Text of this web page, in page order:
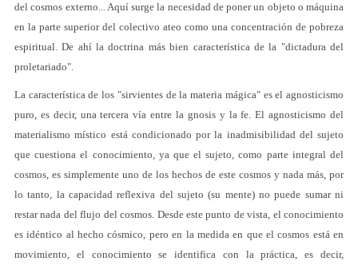
del cosmos externo... Aquí surge la necesidad de poner un objeto o máquina
en la parte superior del colectivo ateo como una concentración de pobreza
espiritual. De ahí la doctrina más bien característica de la "dictadura del
proletariado".
La característica de los "sirvientes de la materia mágica" es el agnosticismo
puro, es decir, una tercera vía entre la gnosis y la fe. El agnosticismo del
materialismo místico está condicionado por la inadmisibilidad del sujeto
que cuestiona el conocimiento, ya que el sujeto, como parte integral del
cosmos, es simplemente uno de los hechos de este cosmos y nada más, por
lo tanto, la capacidad reflexiva del sujeto (su mente) no puede sumar ni
restar nada del flujo del cosmos. Desde este punto de vista, el conocimiento
es idéntico al hecho cósmico, pero en la medida en que el cosmos está en
movimiento, el conocimiento se identifica con la práctica, es decir,